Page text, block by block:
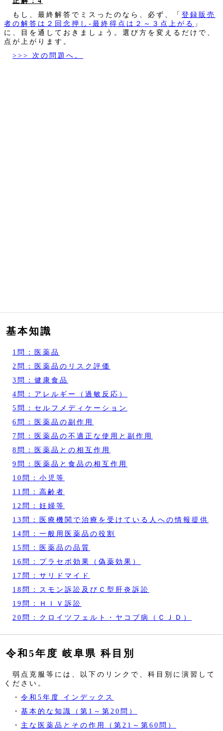
もし、最終解答でミスったのなら、必ず、「 登録販売
者の解答は２回念押し‐最終得点は２～３点上がる 」
に、目を通しておきましょう。選び方を変えるだけで、
点が上がります。
>>> 次の問題へ。
基本知識
1問：医薬品
2問：医薬品のリスク評価
3問：健康食品
4問：アレルギー（過敏反応）
5問：セルフメディケーション
6問：医薬品の副作用
7問：医薬品の不適正な使用と副作用
8問：医薬品との相互作用
9問：医薬品と食品の相互作用
10問：小児等
11問：高齢者
12問：妊婦等
13問：医療機関で治療を受けている人への情報提供
14問：一般用医薬品の役割
15問：医薬品の品質
16問：プラセボ効果（偽薬効果）
17問：サリドマイド
18問：スモン訴訟及びＣ型肝炎訴訟
19問：ＨＩＶ訴訟
20問：クロイツフェルト・ヤコブ病（ＣＪＤ）
令和5年度 岐阜県 科目別
弱点克服等には、以下のリンクで、科目別に演習して
ください。
・ 令和5年度 インデックス
・ 基本的な知識（第1～第20問）
・ 主な医薬品とその作用（第21～第60問）